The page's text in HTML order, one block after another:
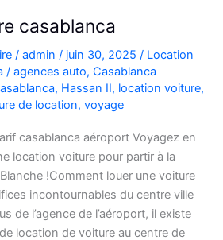
casablanca
/ admin / juin 30, 2025 / Location
/ agences auto, Casablanca
, Hassan II, location voiture,
de location, voyage
casablanca aéroport Voyagez en
location voiture pour partir à la
!Comment louer une voiture
incontournables du centre ville
de l’agence de l’aéroport, il existe
location de voiture au centre de